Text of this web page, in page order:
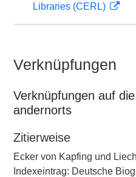
Libraries (CERL)
Verknüpfungen
Verknüpfungen auf
andernorts
Zitierweise
Ecker von Kapfing und
Indexeintrag: Deutsche